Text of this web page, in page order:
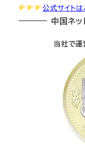
公式サイト
中国ネ
当社で運